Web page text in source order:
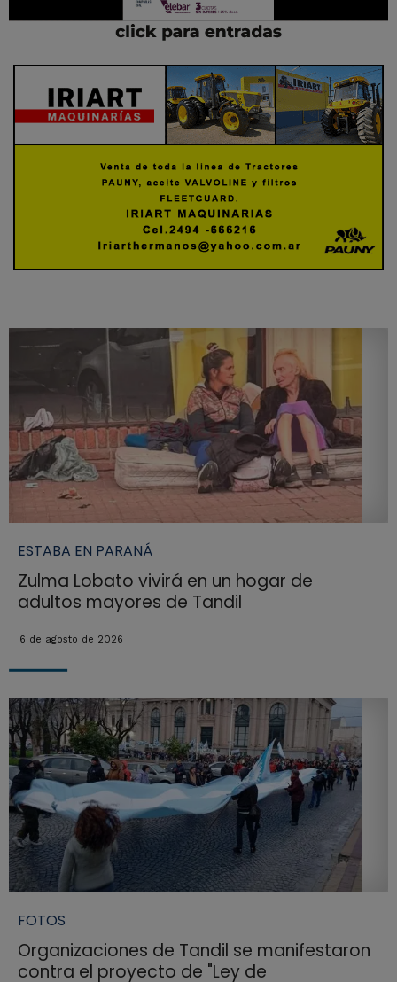
ESTABA EN PARANÁ
Zulma Lobato vivirá en un hogar de
adultos mayores de Tandil
6 de agosto de 2026
FOTOS
Organizaciones de Tandil se manifestaron
contra el proyecto de "Ley de